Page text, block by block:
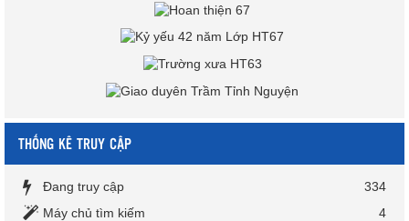
THỐNG KÊ TRUY CẬP
Đang truy cập
334
Máy chủ tìm kiếm
4